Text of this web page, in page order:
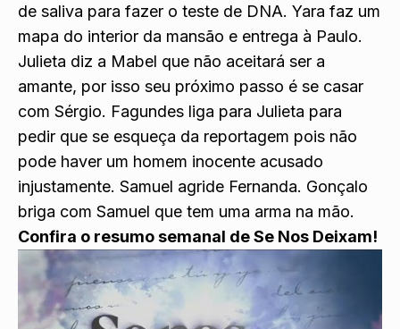
de saliva para fazer o teste de DNA. Yara faz um
mapa do interior da mansão e entrega à Paulo.
Julieta diz a Mabel que não aceitará ser a
amante, por isso seu próximo passo é se casar
com Sérgio. Fagundes liga para Julieta para
pedir que se esqueça da reportagem pois não
pode haver um homem inocente acusado
injustamente. Samuel agride Fernanda. Gonçalo
briga com Samuel que tem uma arma na mão.
Confira o resumo semanal de Se Nos Deixam!